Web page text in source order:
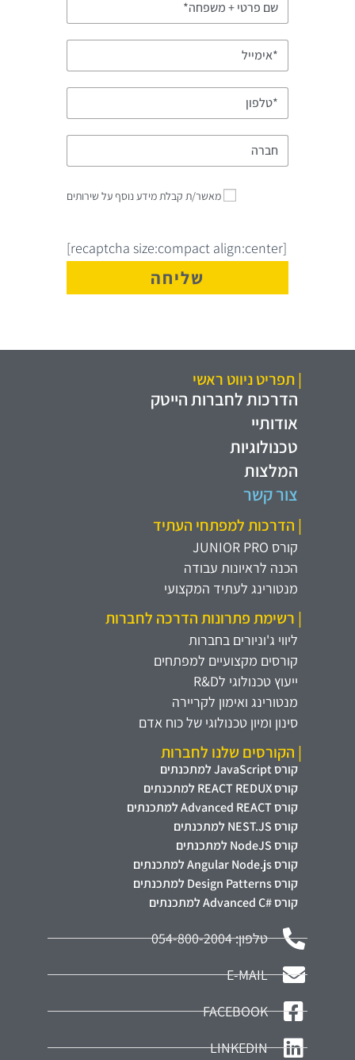
מאשר/ת קבלת מידע נוסף על שירותים
[recaptcha size:compact align:center]
| תפריט ניווט ראשי
הדרכות לחברות הייטק
אודותיי
טכנולוגיות
המלצות
צור קשר
| הדרכות למפתחי העתיד
קורס JUNIOR PRO
הכנה לראיונות עבודה
מנטורינג לעתיד המקצועי
| רשימת פתרונות הדרכה לחברות
ליווי ג'וניורים בחברות
קורסים מקצועיים למפתחים
ייעוץ טכנולוגי לR&D
מנטורינג ואימון לקריירה
סינון ומיון טכנולוגי של כוח אדם
| הקורסים שלנו לחברות
קורס JavaScript למתכנתים
קורס REACT REDUX למתכנתים
קורס Advanced REACT למתכנתים
קורס NEST.JS למתכנתים
קורס NodeJS למתכנתים
קורס Angular Node.js למתכנתים
קורס Design Patterns למתכנתים
קורס #Advanced C למתכנתים
טלפון: 054-800-2004
E-MAIL
FACEBOOK
LINKEDIN